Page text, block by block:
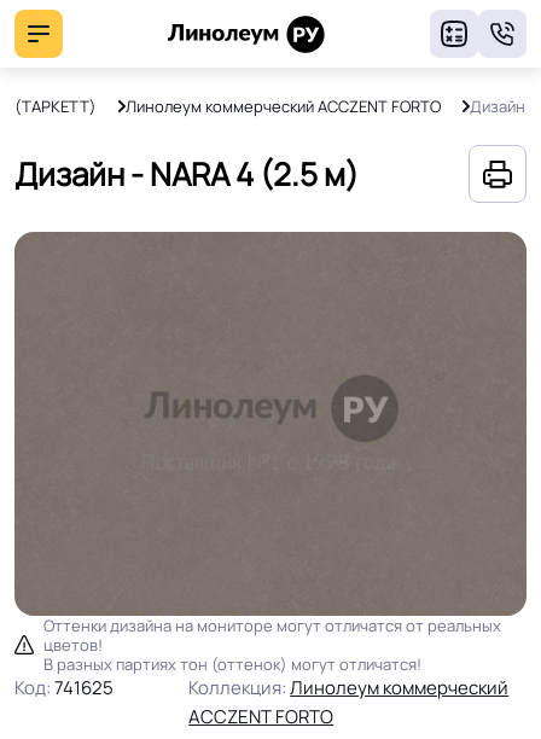
(ТАРКЕТТ) Линолеум коммерческий ACCZENT FORTO Дизайн -
Дизайн - NARA 4 (2.5 м)
Оттенки дизайна на мониторе могут отличатся от реальных
цветов!
В разных партиях тон (оттенок) могут отличатся!
Код:741625 Коллекция:Линолеум коммерческий
ACCZENT FORTO